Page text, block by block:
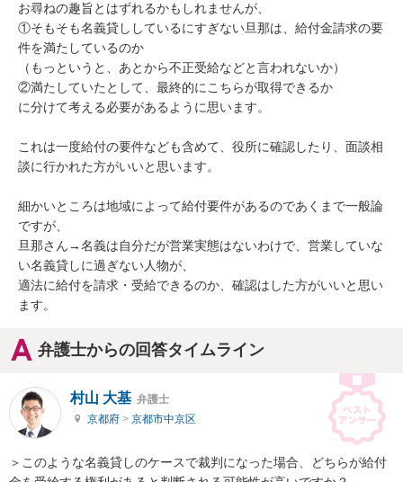
お尋ねの趣旨とはずれるかもしれませんが、
①そもそも名義貸ししているにすぎない旦那は、給付金請求の要
件を満たしているのか
（もっというと、あとから不正受給などと言われないか）
②満たしていたとして、最終的にこちらが取得できるか
に分けて考える必要があるように思います。
これは一度給付の要件なども含めて、役所に確認したり、面談相
談に行かれた方がいいと思います。
細かいところは地域によって給付要件があるのであくまで一般論
ですが、
旦那さん→名義は自分だが営業実態はないわけで、営業していな
い名義貸しに過ぎない人物が、
適法に給付を請求・受給できるのか、確認はした方がいいと思い
ます。
弁護士からの回答タイムライン
村山 大基 弁護士
京都府 > 京都市中京区
＞このような名義貸しのケースで裁判になった場合、どちらが給付